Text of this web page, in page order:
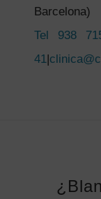
Barcelona)
Tel 938
41|